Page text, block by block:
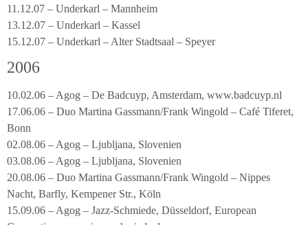
11.12.07 – Underkarl – Mannheim
13.12.07 – Underkarl – Kassel
15.12.07 – Underkarl – Alter Stadtsaal – Speyer
2006
10.02.06 – Agog – De Badcuyp, Amsterdam, www.badcuyp.nl
17.06.06 – Duo Martina Gassmann/Frank Wingold – Café Tiferet,
Bonn
02.08.06 – Agog – Ljubljana, Slovenien
03.08.06 – Agog – Ljubljana, Slovenien
20.08.06 – Duo Martina Gassmann/Frank Wingold – Nippes
Nacht, Barfly, Kempener Str., Köln
15.09.06 – Agog – Jazz-Schmiede, Düsseldorf, European